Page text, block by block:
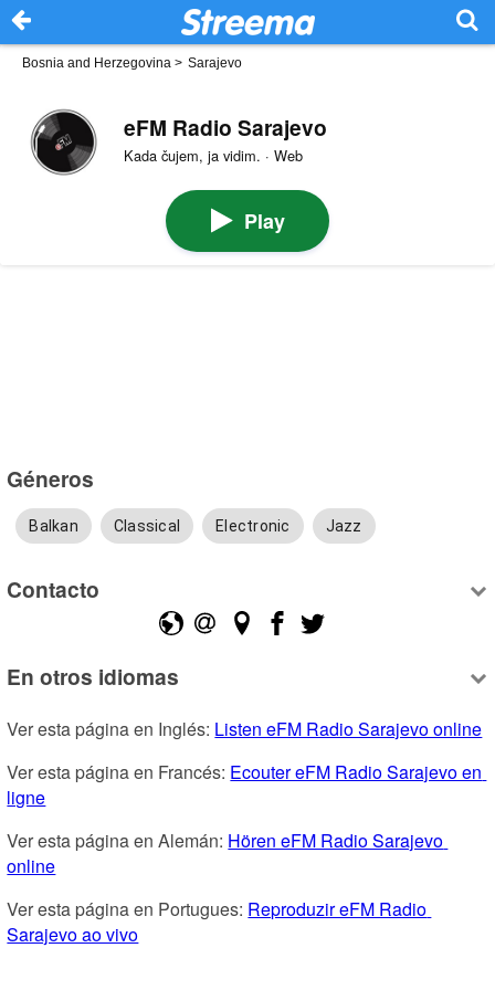
Bosnia and Herzegovina > Sarajevo
eFM Radio Sarajevo
Kada čujem, ja vidim. · Web
Play
Géneros
Balkan Classical Electronic Jazz
Contacto
En otros idiomas
Ver esta página en Inglés: Listen eFM Radio Sarajevo online
Ver esta página en Francés: Ecouter eFM Radio Sarajevo en
ligne
Ver esta página en Alemán: Hören eFM Radio Sarajevo
online
Ver esta página en Portugues: Reproduzir eFM Radio
Sarajevo ao vivo